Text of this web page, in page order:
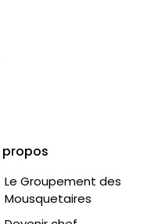
propos
Le Groupement des
Mousquetaires